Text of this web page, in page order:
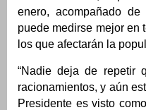
enero, acompañado
puede medirse mejor en
los que afectarán la
“Nadie deja de repetir
racionamientos, y aún
Presidente es visto